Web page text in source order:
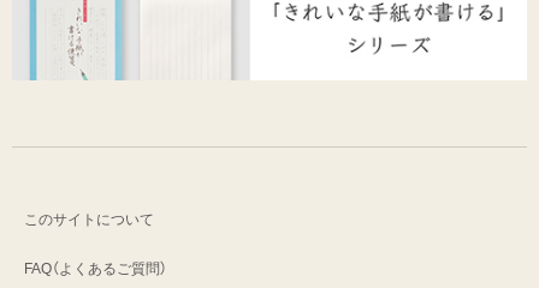
このサイトについて
FAQ（よくあるご質問）